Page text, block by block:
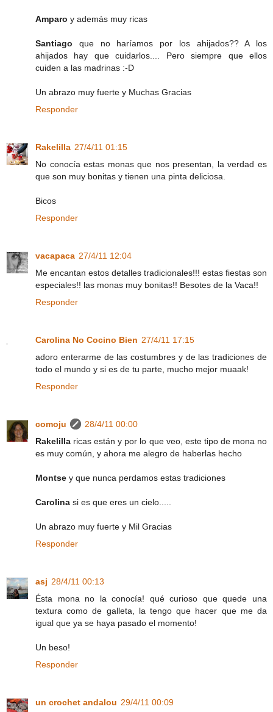
Amparo y además muy ricas
Santiago que no haríamos por los ahijados?? A los
ahijados hay que cuidarlos.... Pero siempre que ellos
cuiden a las madrinas :-D
Un abrazo muy fuerte y Muchas Gracias
Responder
Rakelilla 27/4/11 01:15
No conocía estas monas que nos presentan, la verdad es
que son muy bonitas y tienen una pinta deliciosa.
Bicos
Responder
vacapaca 27/4/11 12:04
Me encantan estos detalles tradicionales!!! estas fiestas son
especiales!! las monas muy bonitas!! Besotes de la Vaca!!
Responder
Carolina No Cocino Bien 27/4/11 17:15
adoro enterarme de las costumbres y de las tradiciones de
todo el mundo y si es de tu parte, mucho mejor muaak!
Responder
comoju
28/4/11 00:00
Rakelilla ricas están y por lo que veo, este tipo de mona no
es muy común, y ahora me alegro de haberlas hecho
Montse y que nunca perdamos estas tradiciones
Carolina si es que eres un cielo.....
Un abrazo muy fuerte y Mil Gracias
Responder
asj 28/4/11 00:13
Ésta mona no la conocía! qué curioso que quede una
textura como de galleta, la tengo que hacer que me da
igual que ya se haya pasado el momento!
Un beso!
Responder
un crochet andalou 29/4/11 00:09